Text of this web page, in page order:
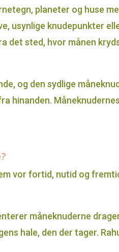
planeter og huse
usynlige knudepunkter
det sted, hvor månen
og den sydlige
hinanden.
vor fortid, nutid og
måneknuderne
hale, den der tager.